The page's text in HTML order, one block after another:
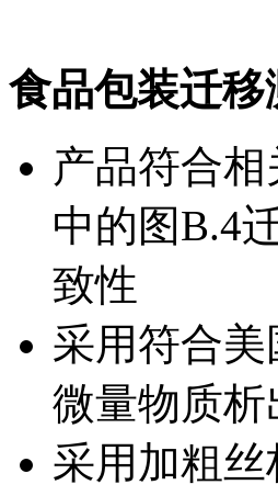
食品包装迁
产品符合相
中的图B.4
致性
采用符合
微量物质析
采用加粗